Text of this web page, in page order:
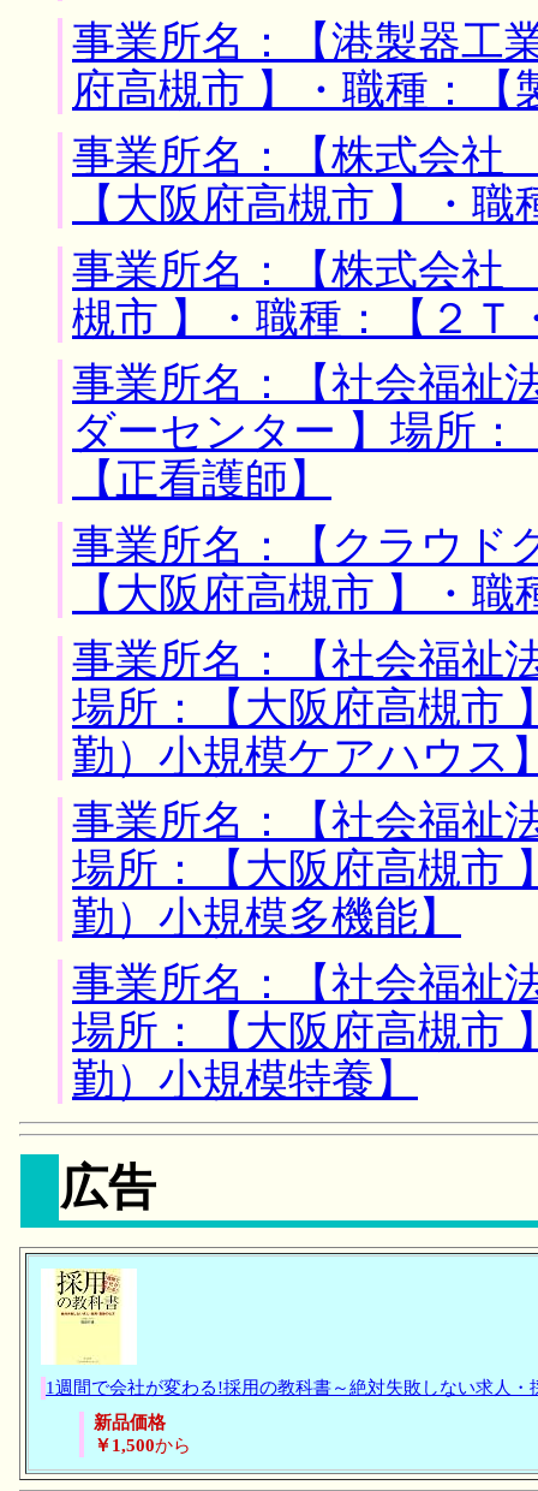
事業所名：【港製器工
府高槻市 】・職種：【
事業所名：【株式会
【大阪府高槻市 】・
事業所名：【株式会
槻市 】・職種：【２Ｔ
事業所名：【社会福
ダーセンター 】場所
【正看護師】
事業所名：【クラウ
【大阪府高槻市 】・
事業所名：【社会福
場所：【大阪府高槻市
勤）小規模ケアハウス
事業所名：【社会福
場所：【大阪府高槻市
勤）小規模多機能】
事業所名：【社会福
場所：【大阪府高槻市
勤）小規模特養】
広告
1週間で会社が変わる!採用の教科書～絶対失敗しない求人・
新品価格
￥1,500から